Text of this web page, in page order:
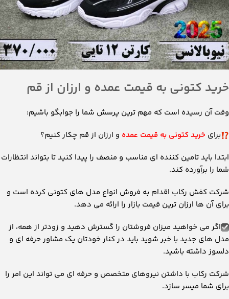
خرید کتونی به قیمت عمده و ارزان از قم
وقت آن رسیده است که مهم ترین پرسش شما را جوابگو باشیم:
برای خرید کتونی به قیمت عمده و ارزان از قم چکار کنیم؟
ابتدا باید تامین کننده ای مناسب و منصف را پیدا کنید تا بتواند انتظارات
شما را برآورده کند.
شرکت کفش رکاب اقدام به فروش انواع مدل های کتونی کرده است و
برای آن ها ارزان ترین قیمت بازار را ارائه می دهد.
اگر می خواهید میزان فروشتان را گسترش دهید و زودتر از همه، از
مدل های جدید با خبر شوید باید در کنار خودتان یک مشاور حرفه ای و
دلسوز داشته باشید.
شرکت رکاب با داشتن نیروهای متخصص و حرفه ای می تواند این امر را
برای شما میسر سازد.